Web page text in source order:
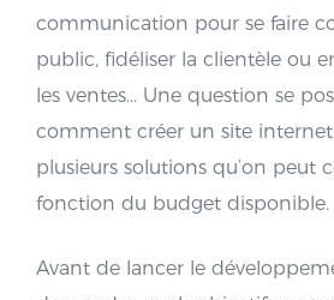
communication pour se faire
public, fidéliser la clientèle ou
les ventes… Une question se
comment créer un site internet
plusieurs solutions qu’on peut
fonction du budget disponible.
Avant de lancer le